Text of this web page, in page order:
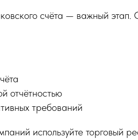
счёта — важный этап.
отчётностью
требований
используйте торговый